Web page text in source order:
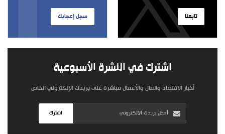
سجل إعجابك تابعنا
اشترك في النشرة الأسبوعية
أخبار الاقتصاد والمال والأعمال مباشرة على بريدك الإلكتروني الخاص
اشترك